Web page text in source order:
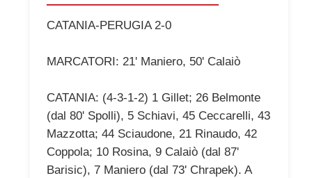
CATANIA-PERUGIA 2-0
MARCATORI: 21' Maniero, 50' Calaiò
CATANIA: (4-3-1-2) 1 Gillet; 26 Belmonte
(dal 80' Spolli), 5 Schiavi, 45 Ceccarelli, 43
Mazzotta; 44 Sciaudone, 21 Rinaudo, 42
Coppola; 10 Rosina, 9 Calaiò (dal 87'
Barisic), 7 Maniero (dal 73' Chrapek). A